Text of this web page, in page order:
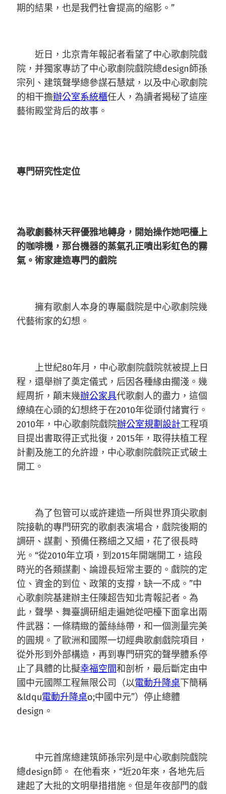
期的結果，也是我們社會提高的縮影。”
近日，北京青年報記者看望了中心歌劇院戲
院，并獨家專訪了中心歌劇院戲院總design師孫
宗列、建筑聲學總參謀石慧斌，以及中心歌劇院
的相干擔辦公室系統櫃任人，為讀者揭秘了這座
藝術殿堂背后的故事。
專門研究性定位
為歌劇藝林天秤優雅地轉身，開始操作她吧檯上
的咖啡機，那台機器的蒸氣孔正噴出彩虹色的霧
氣。術家建造專門的戲院
擁有歌劇人本身的專屬戲院是中心歌劇院幾
代藝術家的幻想。
上世紀80年月，中心歌劇院戲院就被提上日
程，還舉辦了奠定儀式，后因各種緣由擱淺。幾
經周折，顛末幾辦公家具代歌劇人的盡力，這個
繚繞在心頭的幻想終于在2010年從頭付諸實行。
2010年，中心歌劇院戲院辦公室規劃設計工程項
目提出書取得正式批復，2015年，取得扶植工程
計劃及施工的允許證，中心歌劇院戲院正式破土
開工。
為了包管可以或許建造一所與世界頂尖歌劇
院接軌的專門研究的歌劇表演場合，戲院後期的
調研、謀劃、預備任務細之又細，花了很長時
光。“從2010年立項，到2015年開端開工，這段
時光的各類謀劃、論證長短常主要的。戲院的定
位、資金的到位、政策的支撐，缺一不成。”中
心歌劇院基建辦主任陳超告知北青報記者。為
此，聲學、舞臺調研組走遍她從吧檯下面拿出兩
件武器：一條精緻的蕾絲絲帶，和一個測量完美
的圓規。了歐洲和國際一切經典歌劇戲院項目，
從外形到外部構造，再到專門研究的聲學體系停
止了具體的比擬幸福空間和剖析，最后斷定由中
國中元國際工程無限公司（以電動升降桌下簡稱
&ldqu電動升降桌o;中國中元”）停止總體
design。
中元首席總建筑師孫宗列是中心歌劇院戲院
總design師。 在他看來，“近20年來，各地先后
建起了大批的文明舉措措施。但是年夜部門的戲